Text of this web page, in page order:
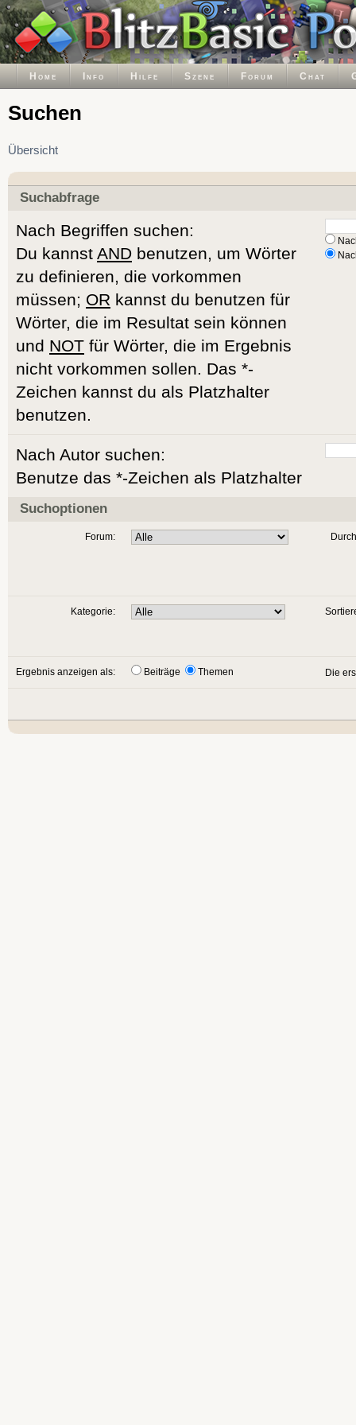
Home Info Hilfe Szene Forum Chat
Suchen
Übersicht
Suchabfrage
Nach Begriffen suchen:
Du kannst AND benutzen, um Wörter
zu definieren, die vorkommen
müssen; OR kannst du benutzen für
Wörter, die im Resultat sein können
und NOT für Wörter, die im Ergebnis
nicht vorkommen sollen. Das *-
Zeichen kannst du als Platzhalter
benutzen.
Nach Autor suchen:
Benutze das *-Zeichen als Platzhalter
Suchoptionen
Forum:
Kategorie:
Ergebnis anzeigen als: Beiträge Themen Die